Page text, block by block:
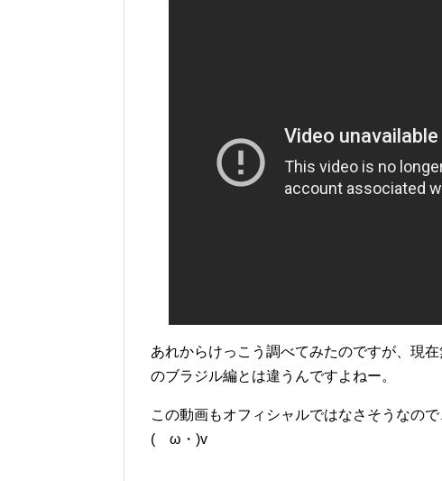
あれからけっこう調べてみたのですが、現
のブラジル編とは違うんですよねー。
この動画もオフィシャルではなさそうなの
(ゝω・)v